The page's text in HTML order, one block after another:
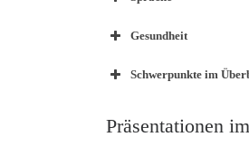
Gesundheit
Schwerpunkte im
Präsentationen